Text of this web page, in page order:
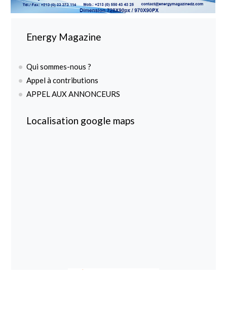
Energy Magazine
Qui sommes-nous ?
Appel à contributions
APPEL AUX ANNONCEURS
Localisation google maps